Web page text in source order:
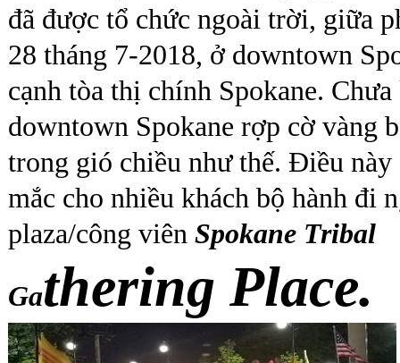
đã được tổ chức ngoài trời, giữa
28 tháng 7-2018, ở downtown
cạnh tòa thị chính Spokane.
downtown Spokane rợp cờ vàng
trong gió chiều như thế. Điều này
mắc cho nhiều khách bộ hành đi
plaza/công viên Spokane Tribal
Gathering Place.